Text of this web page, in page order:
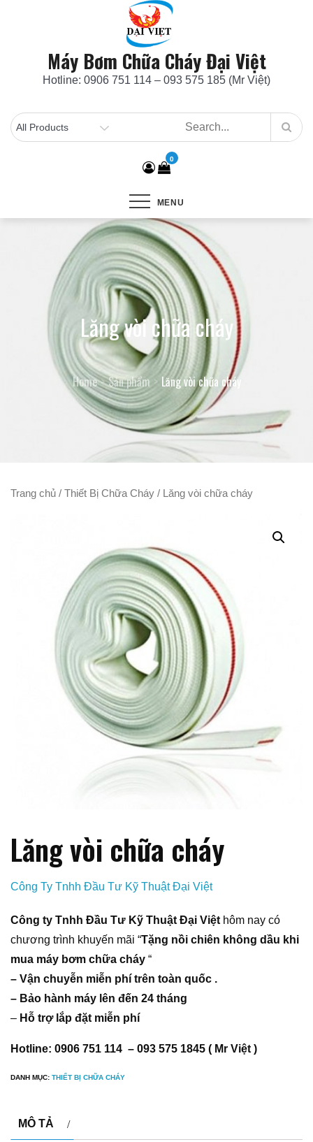
Máy Bơm Chữa Cháy Đại Việt
Hotline: 0906 751 114 – 093 575 185 (Mr Việt)
0
MENU
Lăng vòi chữa cháy
Home Sản phẩm Lăng vòi chữa cháy
Trang chủ / Thiết Bị Chữa Cháy / Lăng vòi chữa cháy
Lăng vòi chữa cháy
Công Ty Tnhh Đầu Tư Kỹ Thuật Đại Việt
Công ty Tnhh Đầu Tư Kỹ Thuật Đại Việt hôm nay có
chương trình khuyến mãi “Tặng nồi chiên không dầu khi
mua máy bơm chữa cháy “
– Vận chuyễn miễn phí trên toàn quốc .
– Bảo hành máy lên đến 24 tháng
– Hỗ trợ lắp đặt miễn phí
Hotline: 0906 751 114 – 093 575 1845 ( Mr Việt )
DANH MỤC: THIẾT BỊ CHỮA CHÁY
MÔ TẢ